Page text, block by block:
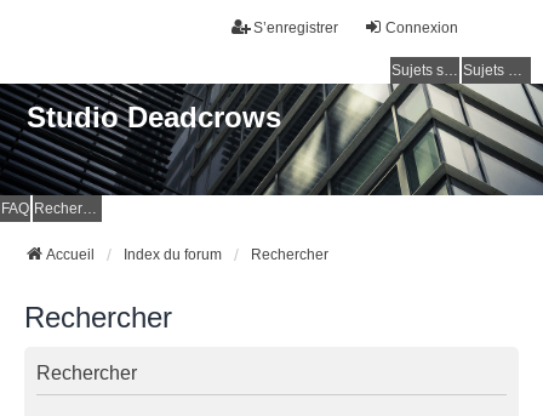
Connexion
S’enregistrer
Sujets sans réponse Sujets actifs
Studio Deadcrows
FAQ Rechercher
Accueil Index du forum Rechercher
Rechercher
Rechercher